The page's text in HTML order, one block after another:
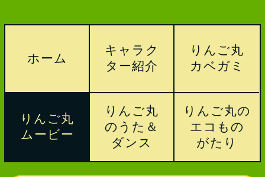
ホーム
キャラク
ター紹介
りんご丸
カベガミ
りんご丸
ムービー
りんご丸
のうた＆
ダンス
りんご丸の
エコもの
がたり